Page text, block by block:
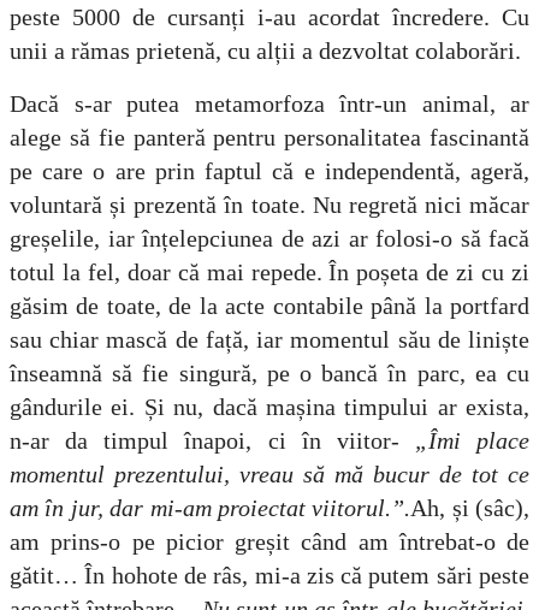
peste 5000 de cursanți i-au acordat încredere. Cu
unii a rămas prietenă, cu alții a dezvoltat colaborări.
Dacă s-ar putea metamorfoza într-un animal, ar
alege să fie panteră pentru personalitatea fascinantă
pe care o are prin faptul că e independentă, ageră,
voluntară și prezentă în toate. Nu regretă nici măcar
greșelile, iar înțelepciunea de azi ar folosi-o să facă
totul la fel, doar că mai repede. În poșeta de zi cu zi
găsim de toate, de la acte contabile până la portfard
sau chiar mască de față, iar momentul său de liniște
înseamnă să fie singură, pe o bancă în parc, ea cu
gândurile ei. Și nu, dacă mașina timpului ar exista,
n-ar da timpul înapoi, ci în viitor- „Îmi place
momentul prezentului, vreau să mă bucur de tot ce
am în jur, dar mi-am proiectat viitorul.”.Ah, și (sâc),
am prins-o pe picior greșit când am întrebat-o de
gătit… În hohote de râs, mi-a zis că putem sări peste